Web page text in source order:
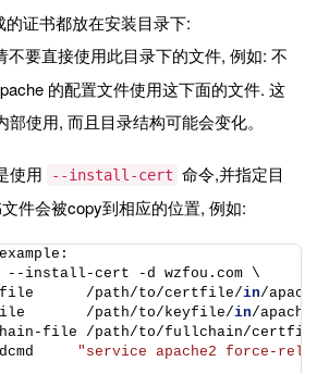
证书都放在安装目录下:
不要直接使用此目录下的文件, 例如: 不
的配置文件使用这下面的文件. 这
部使用, 而且目录结构可能会变化。
使用 --install-cert 命令,并指定目
件会被copy到相应的位置, 例如:
--install-cert -d wzfou.com \
file      /path/to/certfile/in/
/path/to/keyfile/in/apache/
file /path/to/fullchain/certfile/
"service apache2 force-